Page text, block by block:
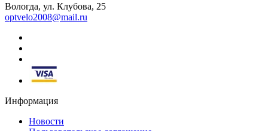
Вологда, ул. Клубова, 25
optvelo2008@mail.ru
Информация
Новости